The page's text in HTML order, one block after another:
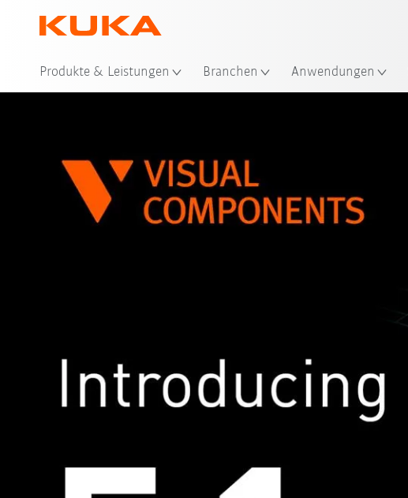
Produkte & Leistungen Branchen Anwendungen